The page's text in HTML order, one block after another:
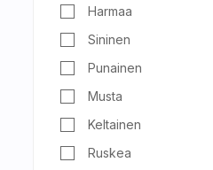
Harmaa
Sininen
Punainen
Musta
Keltainen
Ruskea